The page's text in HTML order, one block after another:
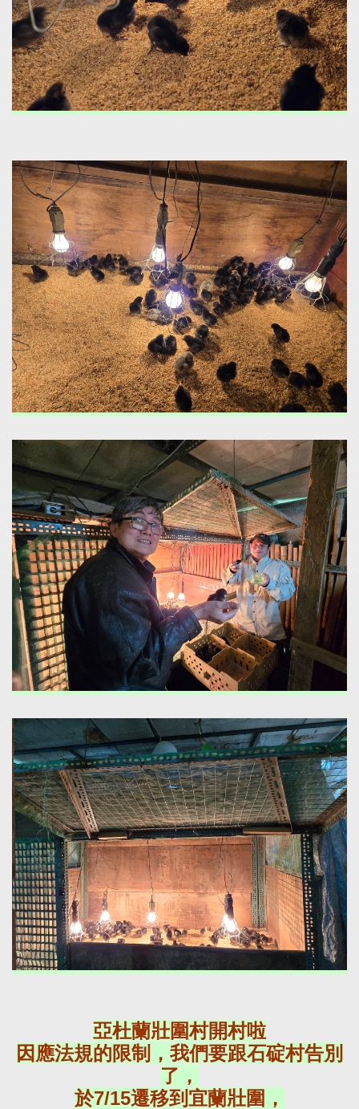
亞杜蘭壯圍村開村啦
因應法規的限制，我們要跟石碇村告別
了，
於7/15遷移到宜蘭壯圍，